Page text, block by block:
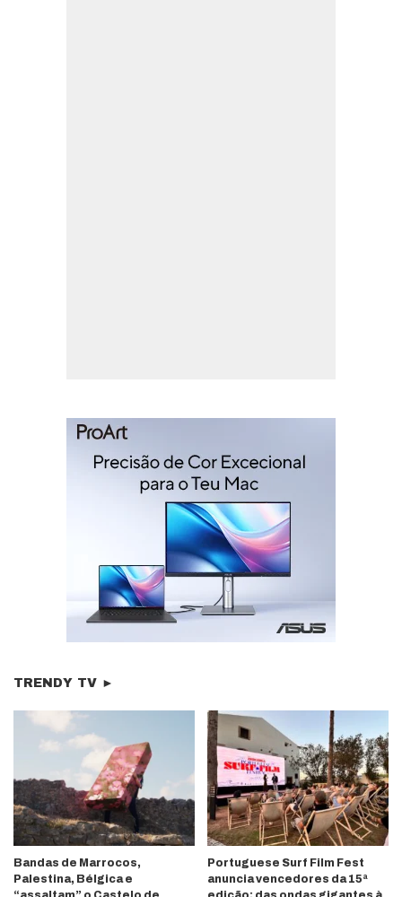
TRENDY TV ►
Bandas de Marrocos,
Palestina, Bélgica e
Portuguese Surf Film Fest
anuncia vencedores da 15ª